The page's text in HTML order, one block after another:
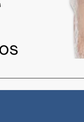
de 2024
que agrade